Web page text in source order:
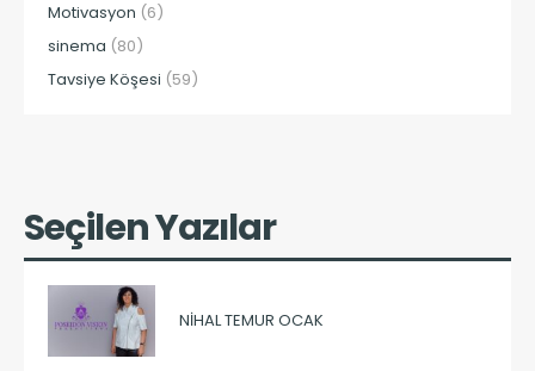
Motivasyon (6)
sinema (80)
Tavsiye Köşesi (59)
Seçilen Yazılar
NIHAL TEMUR OCAK